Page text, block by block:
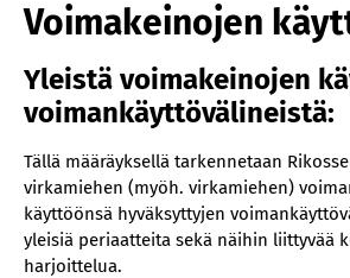
Voimakeinojen
Yleistä voimakeinojen
voimankäyttövälineistä:
Tällä määräyksellä tarkennetaan
virkamiehen (myöh. virkamiehen)
käyttöönsä hyväksyttyjen
yleisiä periaatteita sekä näihin liittyvää
harjoittelua.